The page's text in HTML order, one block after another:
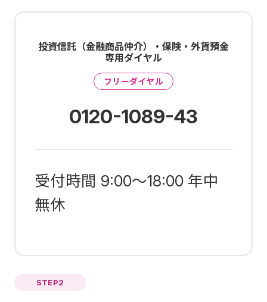
投資信託（金融商品仲介）・保険・外貨預金
専用ダイヤル
フリーダイヤル
0120-1089-43
受付時間 9:00～18:00 年中
無休
STEP2